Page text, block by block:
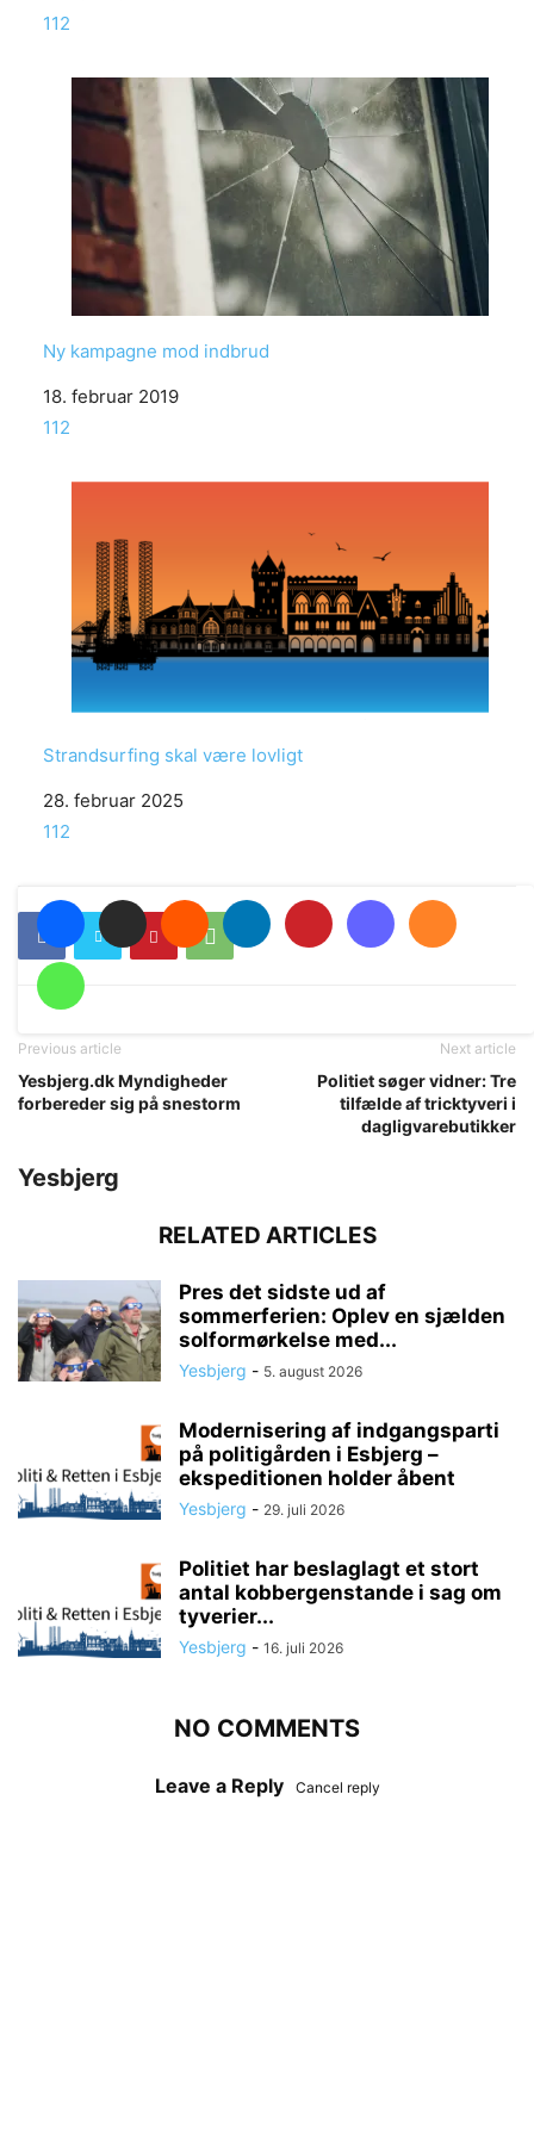
In relation to
112
Ny kampagne mod indbrud
Date
18. februar 2019
In relation to
112
Strandsurfing skal være lovligt
Date
28. februar 2025
In relation to
112
Previous article
Yesbjerg.dk Myndigheder
forbereder sig på snestorm
Next article
Politiet søger vidner: Tre
tilfælde af tricktyveri i
dagligvarebutikker
Yesbjerg
RELATED ARTICLES
Pres det sidste ud af
sommerferien: Oplev en sjælden
solformørkelse med...
Yesbjerg - 5. august 2026
Modernisering af indgangsparti
på politigården i Esbjerg –
ekspeditionen holder åbent
Yesbjerg - 29. juli 2026
Politiet har beslaglagt et stort
antal kobbergenstande i sag om
tyverier...
Yesbjerg - 16. juli 2026
NO COMMENTS
Leave a Reply Cancel reply